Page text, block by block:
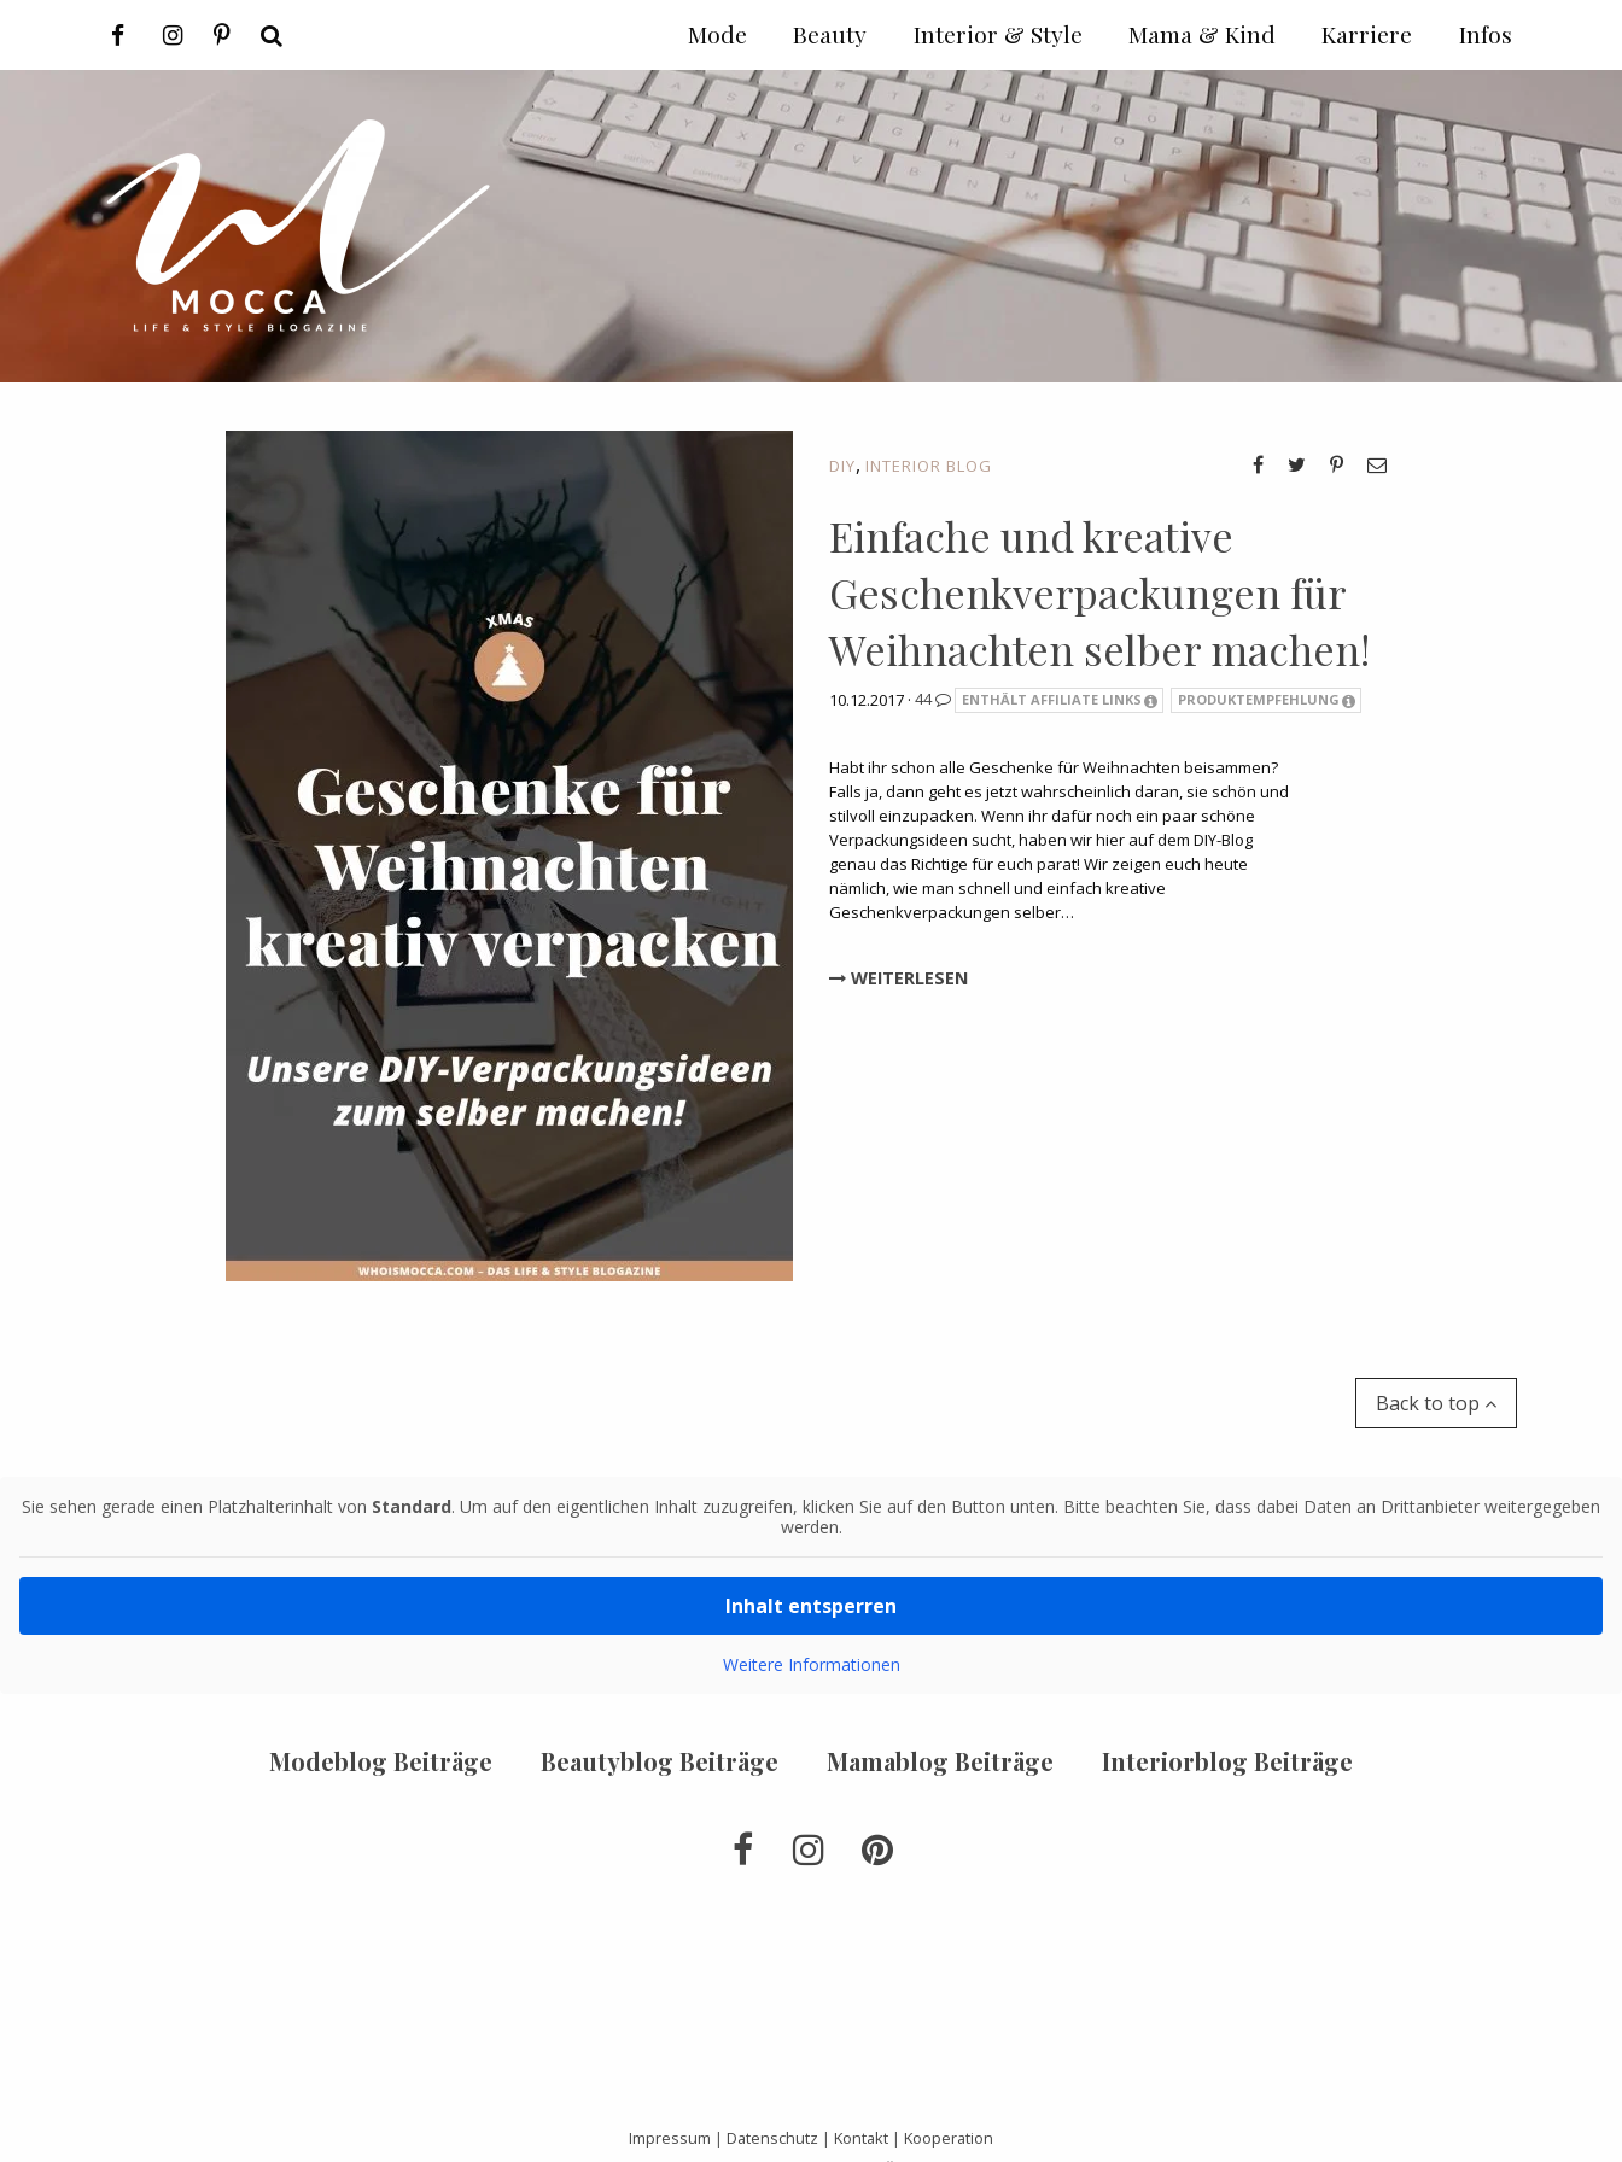
DIY, INTERIOR BLOG
Einfache und kreative
Geschenkverpackungen für
Weihnachten selber machen!
10.12.2017 · 44 ENTHÄLT AFFILIATE LINKS PRODUKTEMPFEHLUNG
Habt ihr schon alle Geschenke für Weihnachten beisammen?
Falls ja, dann geht es jetzt wahrscheinlich daran, sie schön und
stilvoll einzupacken. Wenn ihr dafür noch ein paar schöne
Verpackungsideen sucht, haben wir hier auf dem DIY-Blog
genau das Richtige für euch parat! Wir zeigen euch heute
nämlich, wie man schnell und einfach kreative
Geschenkverpackungen selber…
WEITERLESEN
Back to top
Sie sehen gerade einen Platzhalterinhalt von Standard. Um auf den eigentlichen Inhalt zuzugreifen, klicken Sie auf den Button unten. Bitte beachten Sie, dass dabei Daten an Drittanbieter weitergegeben
werden.
Inhalt entsperren
Weitere Informationen
Modeblog Beiträge Beautyblog Beiträge Mamablog Beiträge Interiorblog Beiträge
Impressum | Datenschutz | Kontakt | Kooperation
Infos
Karriere
Mama & Kind
Interior & Style
Beauty
Mode